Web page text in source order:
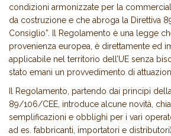
condizioni armonizzate per la
da costruzione e che abroga la Direttiva
Consiglio”. Il Regolamento è una legge
provenienza europea, è direttamente ed
applicabile nel territorio dell’UE senza
stato emani un provvedimento di
Il Regolamento, partendo dai principi
89/106/CEE, introduce alcune novità,
semplificazioni e obblighi per i vari
ad es. fabbricanti, importatori e